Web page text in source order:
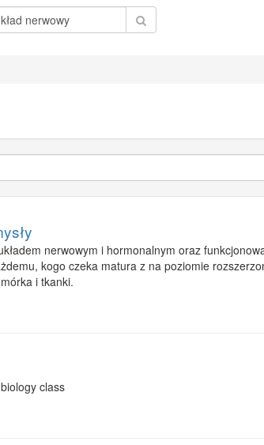
nerwowym i hormonalnym oraz
kogo czeka matura z na poziomie
i tkanki.
class